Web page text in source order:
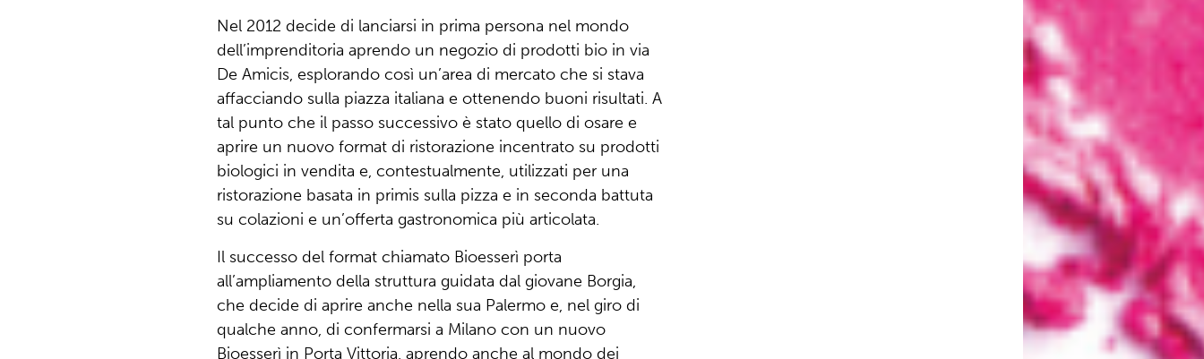
Nel 2012 decide di lanciarsi in prima persona nel mondo
dell’imprenditoria aprendo un negozio di prodotti bio in via
De Amicis, esplorando così un’area di mercato che si stava
affacciando sulla piazza italiana e ottenendo buoni risultati. A
tal punto che il passo successivo è stato quello di osare e
aprire un nuovo format di ristorazione incentrato su prodotti
biologici in vendita e, contestualmente, utilizzati per una
ristorazione basata in primis sulla pizza e in seconda battuta
su colazioni e un’offerta gastronomica più articolata.
Il successo del format chiamato Bioesserì porta
all’ampliamento della struttura guidata dal giovane Borgia,
che decide di aprire anche nella sua Palermo e, nel giro di
qualche anno, di confermarsi a Milano con un nuovo
Bioesserì in Porta Vittoria, aprendo anche al mondo dei